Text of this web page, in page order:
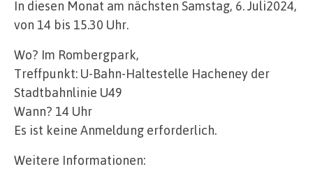
In diesen Monat am nächsten Samstag, 6. Juli2024,
von 14 bis 15.30 Uhr.
Wo? Im Rombergpark,
Treffpunkt: U-Bahn-Haltestelle Hacheney der
Stadtbahnlinie U49
Wann? 14 Uhr
Es ist keine Anmeldung erforderlich.
Weitere Informationen: